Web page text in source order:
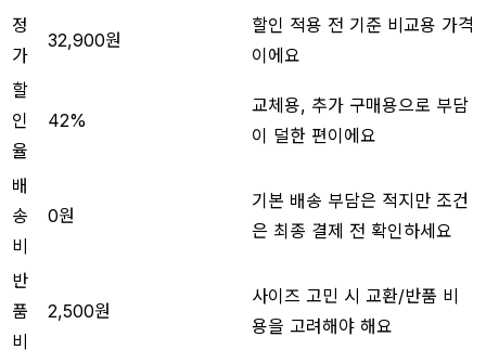
정
가
32,900원
할인 적용 전 기준 비교용 가격
이에요
할
인
율
42%
교체용, 추가 구매용으로 부담
이 덜한 편이에요
배
송
비
0원
기본 배송 부담은 적지만 조건
은 최종 결제 전 확인하세요
반
품
비
2,500원
사이즈 고민 시 교환/반품 비
용을 고려해야 해요